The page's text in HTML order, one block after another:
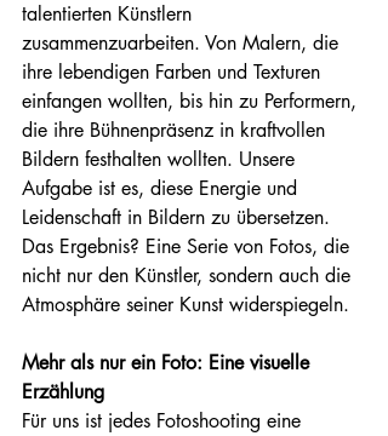
talentierten Künstlern
zusammenzuarbeiten. Von Malern, die
ihre lebendigen Farben und Texturen
einfangen wollten, bis hin zu Performern,
die ihre Bühnenpräsenz in kraftvollen
Bildern festhalten wollten. Unsere
Aufgabe ist es, diese Energie und
Leidenschaft in Bildern zu übersetzen.
Das Ergebnis? Eine Serie von Fotos, die
nicht nur den Künstler, sondern auch die
Atmosphäre seiner Kunst widerspiegeln.
Mehr als nur ein Foto: Eine visuelle
Erzählung
Für uns ist jedes Fotoshooting eine